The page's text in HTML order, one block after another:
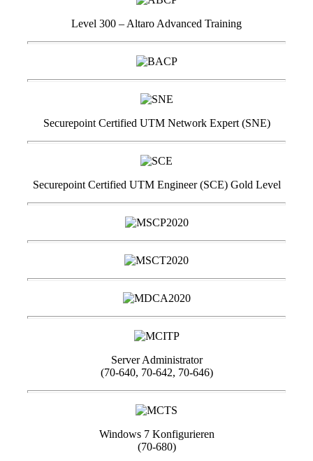
Level 300 – Altaro Advanced Training
Securepoint Certified UTM Network Expert (SNE)
Securepoint Certified UTM Engineer (SCE) Gold Level
Server Administrator
(70-640, 70-642, 70-646)
Windows 7 Konfigurieren
(70-680)